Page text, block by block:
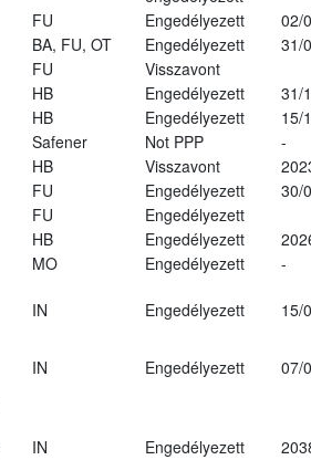
FU Engedélyezett
02/
BA, FU, OT Engedélyezett
31/
FU
Visszavont
HB Engedélyezett
31/
HB Engedélyezett
15/
Safener Not PPP
-
HB Visszavont
FU Engedélyezett
30/
FU
Engedélyezett
HB Engedélyezett
MO Engedélyezett
-
IN Engedélyezett 15/
IN Engedélyezett
07/
IN Engedélyezett